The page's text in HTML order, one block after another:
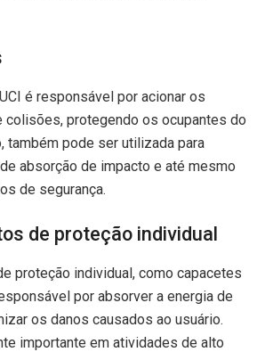
é responsável por acionar os
colisões, protegendo os ocupantes do
também pode ser utilizada para
absorção de impacto e até mesmo
de segurança.
de proteção individual
proteção individual, como capacetes
por absorver a energia de
os danos causados ao usuário.
importante em atividades de alto